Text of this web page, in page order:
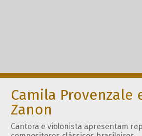
Camila Provenzale
Zanon
Cantora e violonista apresentam